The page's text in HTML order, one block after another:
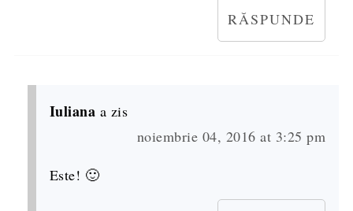
RĂSPUNDE
Iuliana a zis
noiembrie 04, 2016 at 3:25 pm
Este! 🙂